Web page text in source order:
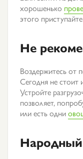
хорошенько
этого
Не
Воздержитесь от
Сегодня не стоит
Устройте
позволяет,
или есть одни
Народный